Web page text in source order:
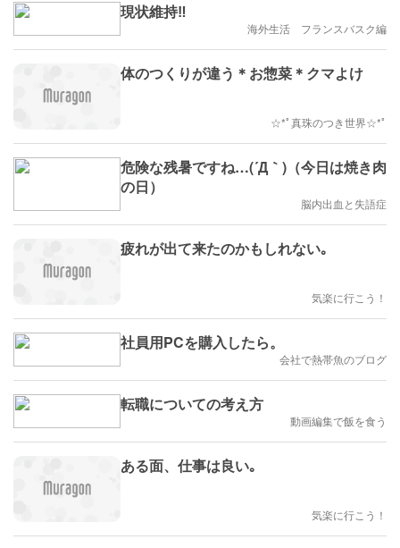
現状維持‼️
海外生活 フランスバスク編
体のつくりが違う＊お惣菜＊クマよけ
☆*ﾟ真珠のつき世界☆*ﾟ
危険な残暑ですね…(´Д｀)（今日は焼き肉
の日）
脳内出血と失語症
疲れが出て来たのかもしれない｡
気楽に行こう！
社員用PCを購入したら。
会社で熱帯魚のブログ
転職についての考え方
動画編集で飯を食う
ある面、仕事は良い｡
気楽に行こう！